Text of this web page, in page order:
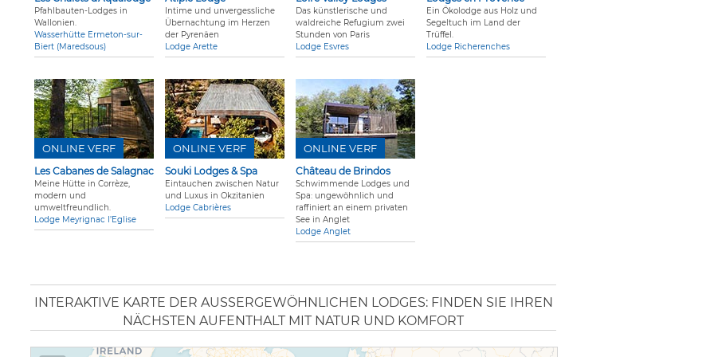
Pfahlbauten-Lodges in
Wallonien.
Wasserhütte Ermeton-sur-
Biert (Maredsous)
Intime und unvergessliche
Übernachtung im Herzen
der Pyrenäen
Lodge Arette
Das künstlerische und
waldreiche Refugium zwei
Stunden von Paris
Lodge Esvres
Ein Ökolodge aus Holz und
Segeltuch im Land der
Trüffel.
Lodge Richerenches
Les Cabanes de Salagnac
Meine Hütte in Corrèze,
modern und
umweltfreundlich.
Lodge Meyrignac l’Eglise
ONLINE VERF
Souki Lodges & Spa
Eintauchen zwischen Natur
und Luxus in Okzitanien
Lodge Cabrières
ONLINE VERF
Château de Brindos
Schwimmende Lodges und
Spa: ungewöhnlich und
raffiniert an einem privaten
See in Anglet
Lodge Anglet
ONLINE VERF
INTERAKTIVE KARTE DER AUSSERGEWÖHNLICHEN LODGES: FINDEN SIE IHREN N
ÄCHSTEN AUFENTHALT MIT NATUR UND KOMFORT